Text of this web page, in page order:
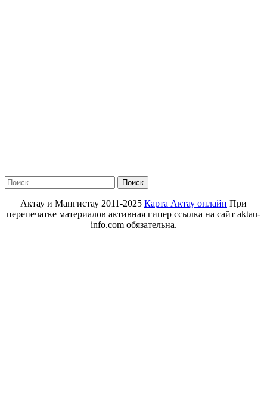
Найти:
Актау и Мангистау 2011-2025 Карта Актау онлайн При
перепечатке материалов активная гипер ссылка на сайт aktau-
info.com обязательна.